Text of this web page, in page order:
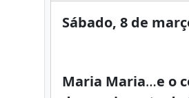
Sábado, 8 de
Maria Maria…e o